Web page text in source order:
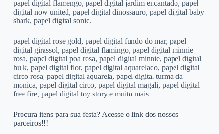
papel digital flamengo, papel digital jardim encantado, papel
digital now united, papel digital dinossauro, papel digital baby
shark, papel digital sonic.
papel digital rose gold, papel digital fundo do mar, papel
digital girassol, papel digital flamingo, papel digital minnie
rosa, papel digital poa rosa, papel digital minnie, papel digital
hulk, papel digital flor, papel digital aquarelado, papel digital
circo rosa, papel digital aquarela, papel digital turma da
monica, papel digital circo, papel digital magali, papel digital
free fire, papel digital toy story e muito mais.
Procura itens para sua festa? Acesse o link dos nossos
parceiros!!!